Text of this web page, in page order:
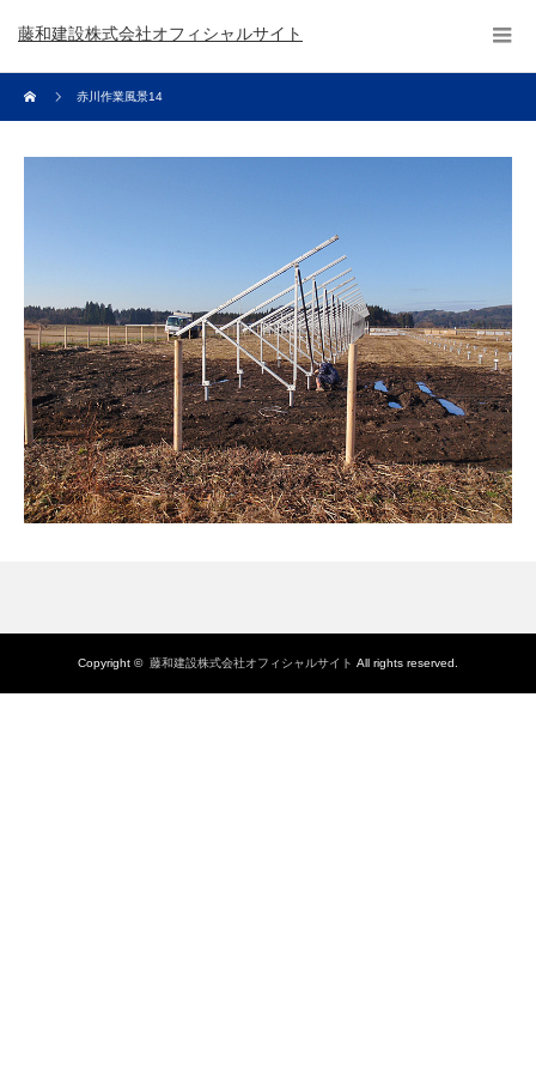
藤和建設株式会社オフィシャルサイト
赤川作業風景14
Copyright © 藤和建設株式会社オフィシャルサイト All rights reserved.